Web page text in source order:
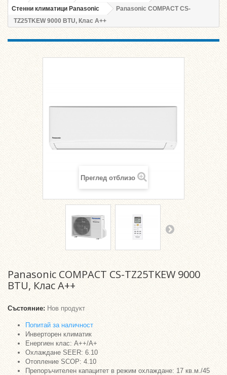
Стенни климатици Panasonic
Panasonic COMPACT CS-
TZ25TKEW 9000 BTU, Клас A++
Преглед отблизо
Panasonic COMPACT CS-TZ25TKEW 9000
BTU, Клас A++
Състояние: Нов продукт
Попитай за наличност
Инверторен климатик
Енергиен клас: A++/A+
Охлаждане SEER: 6.10
Отопление SCOP: 4.10
Препоръчителен капацитет в режим охлаждане: 17 кв.м./45